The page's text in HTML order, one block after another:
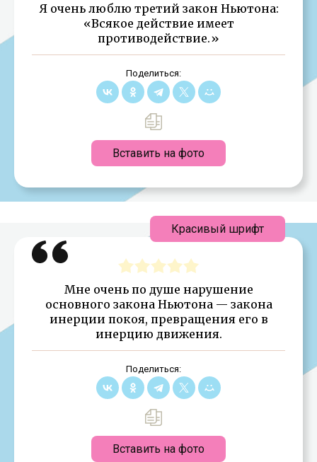
Я очень люблю третий закон Ньютона:
«Всякое действие имеет
противодействие.»
Поделиться:
Вставить на фото
Мне очень по душе нарушение
основного закона Ньютона — закона
инерции покоя, превращения его в
инерцию движения.
Поделиться:
Вставить на фото
Красивый шрифт